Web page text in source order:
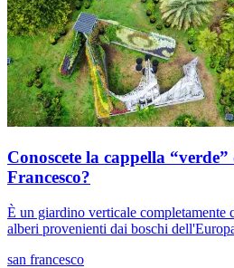
Conoscete la cappella
Francesco?
È un giardino verticale completamente
alberi provenienti dai boschi
san francesco